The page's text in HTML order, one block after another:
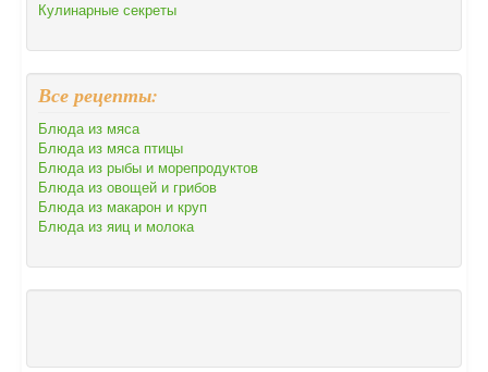
Кулинарные секреты
Все рецепты:
Блюда из мяса
Блюда из мяса птицы
Блюда из рыбы и морепродуктов
Блюда из овощей и грибов
Блюда из макарон и круп
Блюда из яиц и молока